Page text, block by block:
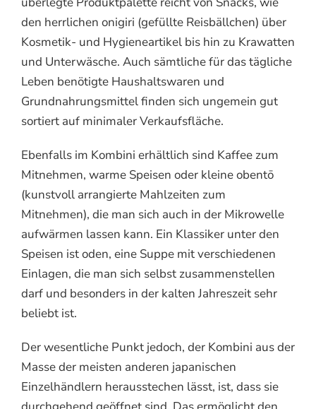
den herrlichen onigiri (gefüllte Reisbällchen) über
Kosmetik- und Hygieneartikel bis hin zu Krawatten
und Unterwäsche. Auch sämtliche für das tägliche
Leben benötigte Haushaltswaren und
Grundnahrungsmittel finden sich ungemein gut
sortiert auf minimaler Verkaufsfläche.
Ebenfalls im Kombini erhältlich sind Kaffee zum
Mitnehmen, warme Speisen oder kleine obentō
(kunstvoll arrangierte Mahlzeiten zum
Mitnehmen), die man sich auch in der Mikrowelle
aufwärmen lassen kann. Ein Klassiker unter den
Speisen ist oden, eine Suppe mit verschiedenen
Einlagen, die man sich selbst zusammenstellen
darf und besonders in der kalten Jahreszeit sehr
beliebt ist.
Der wesentliche Punkt jedoch, der Kombini aus der
Masse der meisten anderen japanischen
Einzelhändlern herausstechen lässt, ist, dass sie